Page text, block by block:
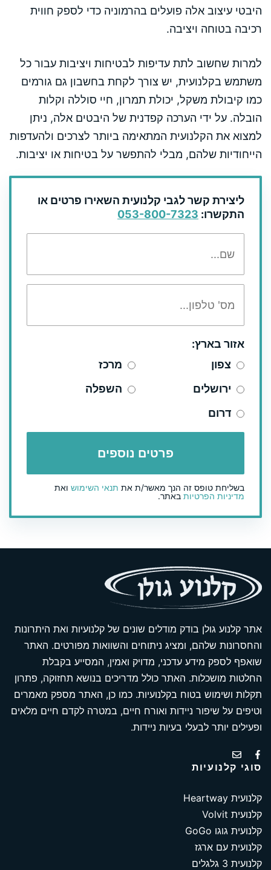
היבטי עיצוב אלה פועלים בהרמוניה כדי לספק חווית
רכיבה בטוחה ויציבה.
למרות שחשוב לתת עדיפות לבטיחות ויציבות עבור כל
משתמש בקלנועית, יש צורך לקחת בחשבון גם גורמים
כמו קיבולת משקל, יכולת תמרון, חיי סוללה וקלות
הובלה. על ידי הערכה קפדנית של היבטים אלה, ניתן
למצוא את הקלנועית המתאימה ביותר לצרכים ולהעדפות
הייחודיות שלהם, מבלי להתפשר על בטיחות או יציבות.
ליצירת קשר לגבי קלנועית השאירו פרטים או
התקשרו: 053-800-7323
אזור בארץ:
צפון
מרכז
ירושלים
השפלה
דרום
בשליחת טופס זה הנך מאשר/ת את תנאי השימוש ואת
מדיניות הפרטיות באתר.
אתר קלנוע גולן בודק מודלים שונים של קלנועיות ואת היתרונות
והחסרונות שלהם, ומציג ניתוחים והשוואות מפורטים. האתר
שואפף לספק מידע עדכני, מדויק ואמין, המסייע בקבלת
החלטות מושכלות. האתר כולל מדריכים בנושא תחזוקה, פתרון
תקלות ושימוש בטוח בקלנועיות. כמו כן, האתר מספק מאמרים
וטיפים על שיפור ניידות ואורח חיים, במטרה לקדם חיים מלאים
ופעילים יותר לבעלי בעיות ניידות.
סוגי קלנועיות
קלנועית Heartway
קלנועית Volvit
קלנועית גוגו GoGo
קלנועית עם ארגז
קלנועית 3 גלגלים